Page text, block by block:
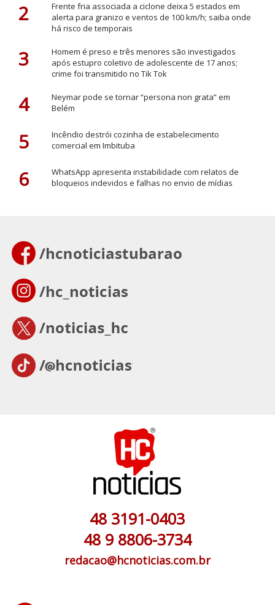
2
Frente fria associada a ciclone deixa 5 estados em
alerta para granizo e ventos de 100 km/h; saiba onde
há risco de temporais
3
Homem é preso e três menores são investigados
após estupro coletivo de adolescente de 17 anos;
crime foi transmitido no Tik Tok
4
Neymar pode se tornar “persona non grata” em
Belém
5
Incêndio destrói cozinha de estabelecimento
comercial em Imbituba
6
WhatsApp apresenta instabilidade com relatos de
bloqueios indevidos e falhas no envio de mídias
48 3191-0403
48 9 8806-3734
redacao@hcnoticias.com.br